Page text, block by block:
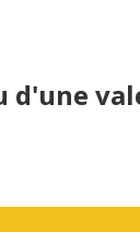
d'une